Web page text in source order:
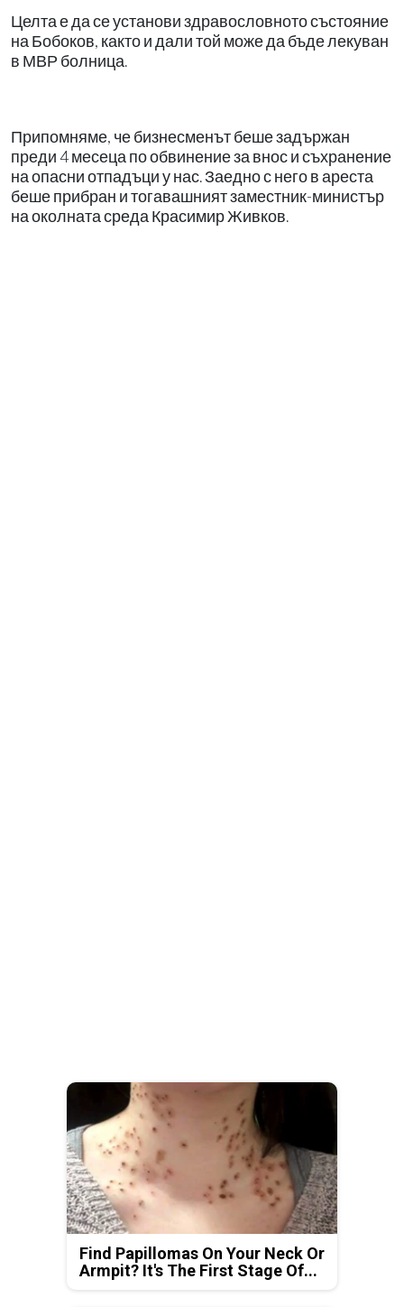
Целта е да се установи здравословното състояние
на Бобоков, както и дали той може да бъде лекуван
в МВР болница.
Припомняме, че бизнесменът беше задържан
преди 4 месеца по обвинение за внос и съхранение
на опасни отпадъци у нас. Заедно с него в ареста
беше прибран и тогавашният заместник-министър
на околната среда Красимир Живков.
Find Papillomas On Your Neck Or
Armpit? It's The First Stage Of...